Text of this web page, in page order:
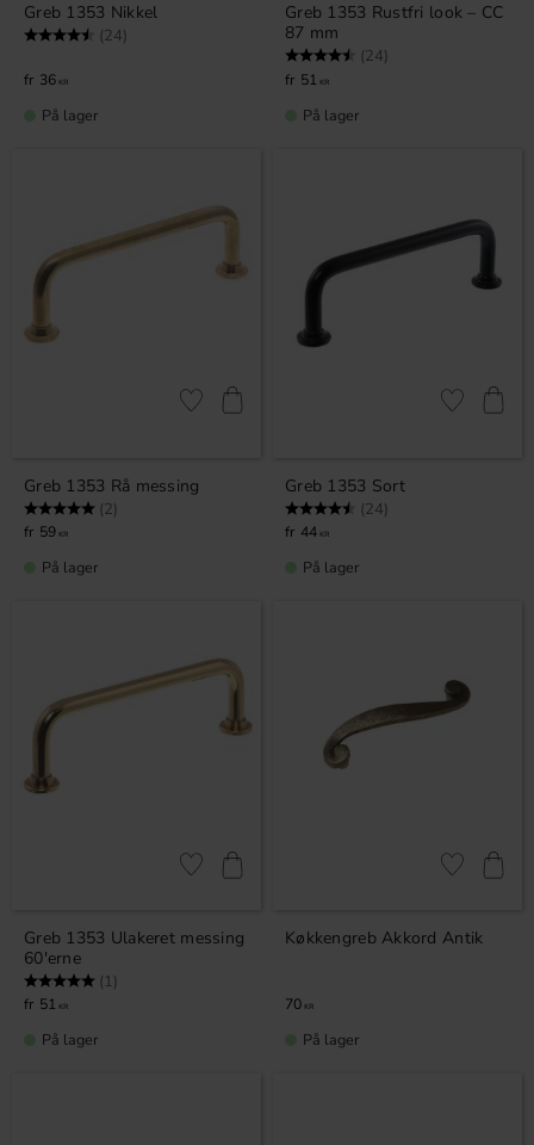
Greb 1353 Nikkel
Vurdering: (24)
36 KR
På lager
Greb 1353 Rustfri look – CC
87 mm
Vurdering: (24)
51 KR
På lager
Greb 1353 Rå messing
Vurdering: (2)
59 KR
Gem som favorit
På lager
Greb 1353 Sort
Vurdering: (24)
44 KR
Gem som
På lager
Greb 1353 Ulakeret messing
60'erne
Vurdering: (1)
51 KR
Gem som favorit
På lager
Køkkengreb Akkord Antik
70 KR
Gem som
På lager